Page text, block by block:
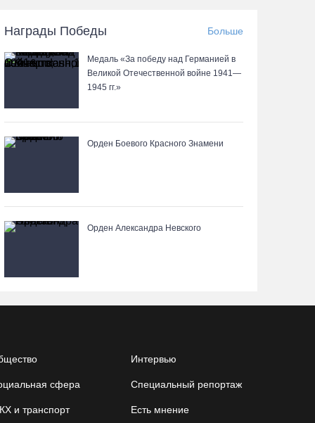
празднованию Дня физкультурника
06.08.26 / 14:43
сына и отдала курьеру 650 тысяч рублей
06.08.26 / 13:57
06.08.26 / 13:04
С начала года из Вологодчины экспортировано
800 тысяч кубометров лесопродукции
Награды Победы Больше
Медаль «За победу над Германией в
Великой Отечественной войне 1941—
1945 гг.»
Орден Боевого Красного Знамени
Орден Александра Невского
сфера
и транспорт
Интервью
Специальный репортаж
Есть мнение